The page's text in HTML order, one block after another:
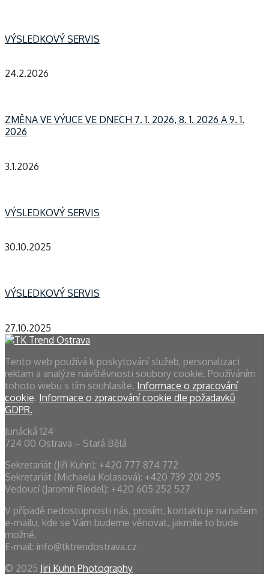
VÝSLEDKOVÝ SERVIS
24.2.2026
ZMĚNA VE VÝUCE VE DNECH 7. 1. 2026, 8. 1. 2026 A 9. 1.
2026
3.1.2026
VÝSLEDKOVÝ SERVIS
30.10.2025
VÝSLEDKOVÝ SERVIS
27.10.2025
Tento web používá k poskytování služeb, personalizaci
reklam a analýze návštěvnosti soubory cookie. Používáním
tohoto webu s tím souhlasíte. Informace o zpracování
cookie. Informace o zpracování cookie dle požadavků
GDPR.
Junácká 124
724 00 Ostrava – Stará Bělá
Sekretariát (Jiří Kuhn): +420 777 874 772
Sekretariát (Michaela Kolasová): ‭+420 739 201 295‬
Vedoucí (Jaromír Riedel): +420 605 252 527
V případě nedostupnosti nás, prosím, kontaktuje na našem
e-mailu, kde se Vám budeme věnovat, jakmile to bude
možné.
E-mail: info@tktrendostrava.cz
© 2025 Jiri Kuhn Photography